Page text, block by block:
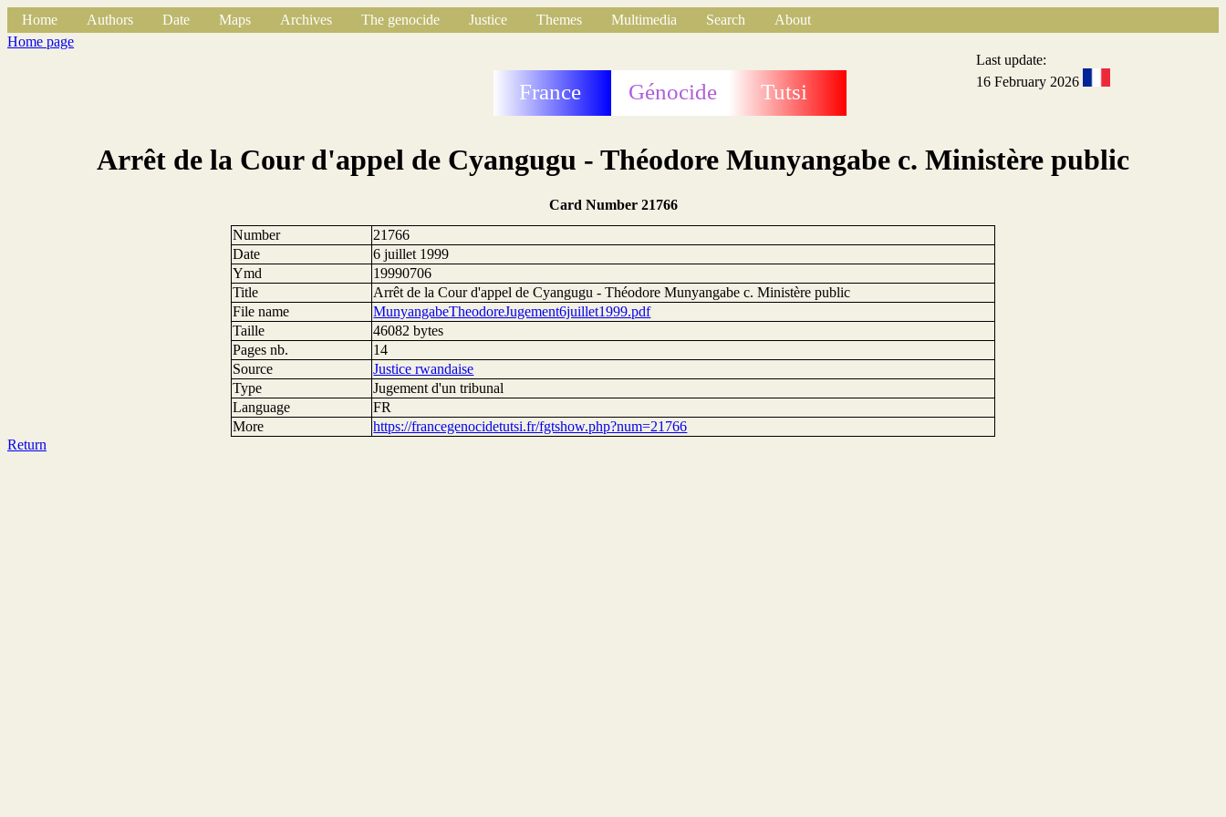
Home Authors Date Maps Archives The genocide Justice Themes Multimedia Search
About
Home page
France Génocide Tutsi
Last update:
16 February 2026
Arrêt de la Cour d'appel de Cyangugu - Théodore Munyangabe c. Ministère public
Card Number 21766
Number
21766
Date
6 juillet 1999
Ymd
19990706
Title
Arrêt de la Cour d'appel de Cyangugu - Théodore Munyangabe c. Ministère public
File name
MunyangabeTheodoreJugement6juillet1999.pdf
Taille
46082 bytes
Pages nb.
14
Source
Justice rwandaise
Type
Jugement d'un tribunal
Language
FR
More
https://francegenocidetutsi.fr/fgtshow.php?num=21766
Return